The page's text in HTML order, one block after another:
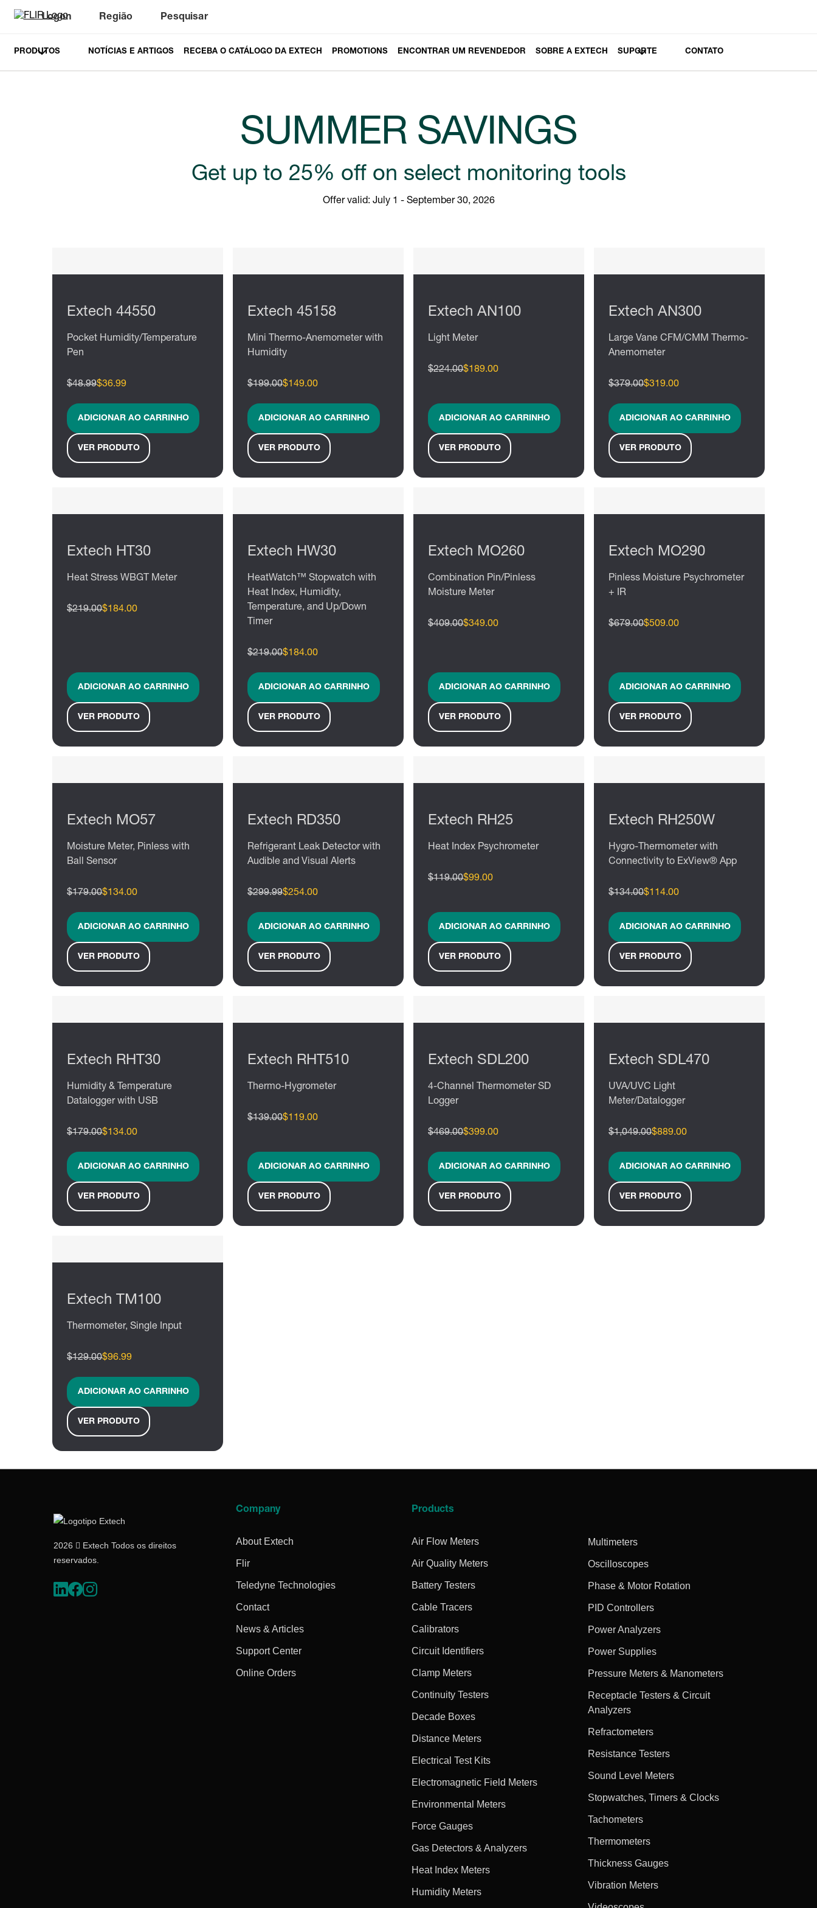
Logon Região Pesquisar
PRODUTOS NOTÍCIAS E ARTIGOS RECEBA O CATÁLOGO DA EXTECH PROMOTIONS ENCONTRAR UM REVENDEDOR SOBRE A EXTECH SUPORTE CONTATO
SUMMER SAVINGS
Get up to 25% off on select monitoring tools
Offer valid: July 1 - September 30, 2026
Extech 44550
Pocket Humidity/Temperature
Pen
$48.99$36.99
ADICIONAR AO CARRINHO
VER PRODUTO
Extech 45158
Mini Thermo-Anemometer with
Humidity
$199.00$149.00
ADICIONAR AO CARRINHO
VER PRODUTO
Extech AN100
Light Meter
$224.00$189.00
ADICIONAR AO CARRINHO
VER PRODUTO
Extech AN300
Large Vane CFM/CMM Thermo-
Anemometer
$379.00$319.00
ADICIONAR AO CARRINHO
VER PRODUTO
Extech HT30
Heat Stress WBGT Meter
$219.00$184.00
ADICIONAR AO CARRINHO
VER PRODUTO
Extech HW30
HeatWatch™ Stopwatch with
Heat Index, Humidity,
Temperature, and Up/Down
Timer
$219.00$184.00
ADICIONAR AO CARRINHO
VER PRODUTO
Extech MO260
Combination Pin/Pinless
Moisture Meter
$409.00$349.00
ADICIONAR AO CARRINHO
VER PRODUTO
Extech MO290
Pinless Moisture Psychrometer
+ IR
$679.00$509.00
ADICIONAR AO CARRINHO
VER PRODUTO
Extech MO57
Moisture Meter, Pinless with
Ball Sensor
$179.00$134.00
ADICIONAR AO CARRINHO
VER PRODUTO
Extech RD350
Refrigerant Leak Detector with
Audible and Visual Alerts
$299.99$254.00
ADICIONAR AO CARRINHO
VER PRODUTO
Extech RH25
Heat Index Psychrometer
$119.00$99.00
ADICIONAR AO CARRINHO
VER PRODUTO
Extech RH250W
Hygro-Thermometer with
Connectivity to ExView® App
$134.00$114.00
ADICIONAR AO CARRINHO
VER PRODUTO
Extech RHT30
Humidity & Temperature
Datalogger with USB
$179.00$134.00
ADICIONAR AO CARRINHO
VER PRODUTO
Extech RHT510
Thermo-Hygrometer
$139.00$119.00
ADICIONAR AO CARRINHO
VER PRODUTO
Extech SDL200
4-Channel Thermometer SD
Logger
$469.00$399.00
ADICIONAR AO CARRINHO
VER PRODUTO
Extech SDL470
UVA/UVC Light
Meter/Datalogger
$1,049.00$889.00
ADICIONAR AO CARRINHO
VER PRODUTO
Extech TM100
Thermometer, Single Input
$129.00$96.99
ADICIONAR AO CARRINHO
VER PRODUTO
2026  Extech Todos os direitos
reservados.
Company
About Extech
Flir
Teledyne Technologies
Contact
News & Articles
Support Center
Online Orders
Products
Air Flow Meters
Air Quality Meters
Battery Testers
Cable Tracers
Calibrators
Circuit Identifiers
Clamp Meters
Continuity Testers
Decade Boxes
Distance Meters
Electrical Test Kits
Electromagnetic Field Meters
Environmental Meters
Force Gauges
Gas Detectors & Analyzers
Heat Index Meters
Humidity Meters
Multimeters
Oscilloscopes
Phase & Motor Rotation
PID Controllers
Power Analyzers
Power Supplies
Pressure Meters & Manometers
Receptacle Testers & Circuit
Analyzers
Refractometers
Resistance Testers
Sound Level Meters
Stopwatches, Timers & Clocks
Tachometers
Thermometers
Thickness Gauges
Vibration Meters